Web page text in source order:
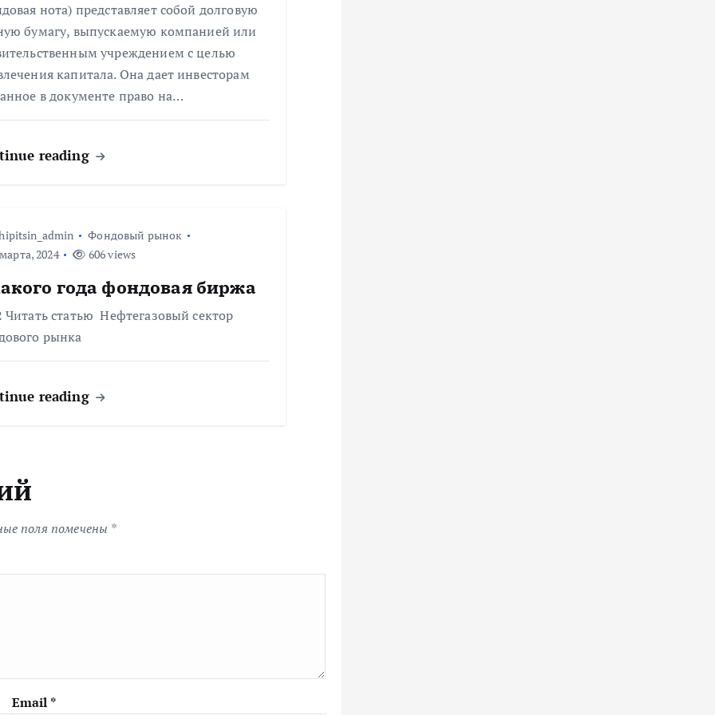
нота) представляет собой долговую
бумагу, выпускаемую компанией или
учреждением с целью
капитала. Она дает инвесторам
в документе право на…
reading
Фондовый рынок
2024
606 views
года фондовая биржа
Читать статью Нефтегазовый сектор
рынка
reading
поля помечены *
Email *